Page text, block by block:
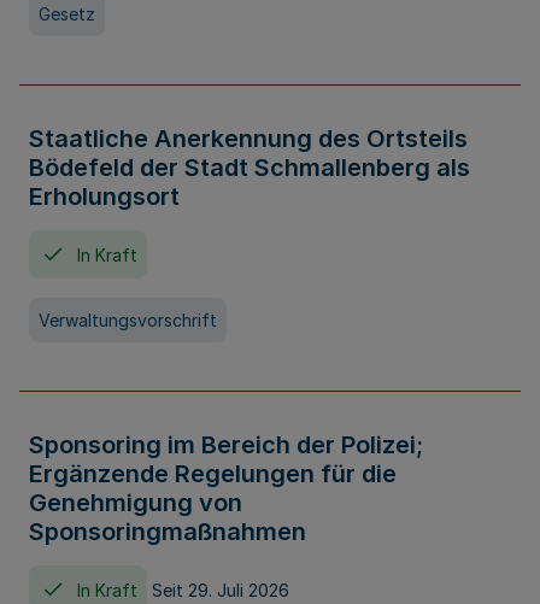
Gesetz
Staatliche Anerkennung des Ortsteils
Bödefeld der Stadt Schmallenberg als
Erholungsort
In Kraft
Verwaltungsvorschrift
Sponsoring im Bereich der Polizei;
Ergänzende Regelungen für die
Genehmigung von
Sponsoringmaßnahmen
In Kraft Seit 29. Juli 2026